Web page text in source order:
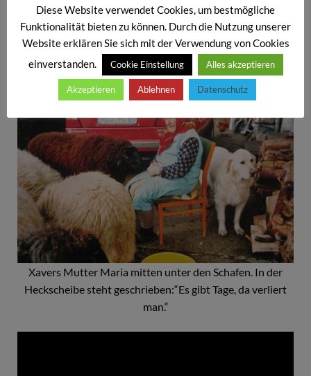
gleich: Krankheit und Gesundheit, Unglück wie Glück,
Misserfolg wie Erfolg, Verlieren und Gewinnen. Mit seiner
Lebenshaltung ist seine Sendung auf Erden erfüllt.
Xavers Mutter Maria mitten unter den Schafen. In der
Heckscheibe steht geschrieben:“Es gibt Tage, da verliert
man.“
Diese Website verwendet Cookies, um bestmögliche
Funktionalität bieten zu können. Durch die Nutzung unserer
Website erklären Sie sich mit der Verwendung von Cookies
einverstanden.
Cookie Einstellung Alles akzeptieren
Akzeptieren Ablehnen Datenschutz